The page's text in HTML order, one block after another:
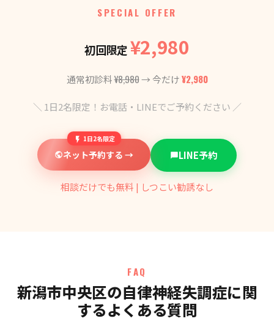
SPECIAL OFFER
初回限定¥2,980
通常初診料¥8,980→ 今だけ¥2,980
＼ 1日2名限定！お電話・LINEでご予約ください ／
1日2名限定
ネット予約する → LINE予約
相談だけでも無料 | しつこい勧誘なし
FAQ
新潟市中央区の自律神経失調症に関
するよくある質問